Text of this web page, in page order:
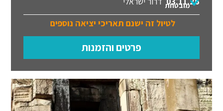
מובטחת
לטיול זה ישנם תאריכי יציאה נוספים
פרטים והזמנות